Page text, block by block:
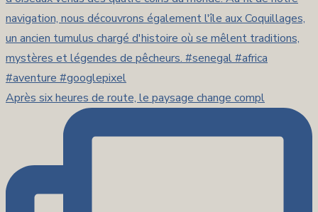
Après six heures de route, le paysage change compl